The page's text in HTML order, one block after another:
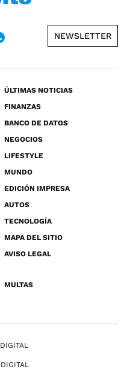
NEWSLETTER
ÚLTIMAS NOTICIAS
FINANZAS
BANCO DE DATOS
NEGOCIOS
LIFESTYLE
MUNDO
EDICIÓN IMPRESA
AUTOS
TECNOLOGÍA
MAPA DEL SITIO
AVISO LEGAL
MULTAS
DIGITAL
DIGITAL